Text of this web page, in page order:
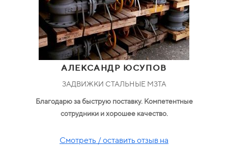
АЛЕКСАНДР ЮСУПОВ
ЗАДВИЖКИ СТАЛЬНЫЕ МЗТА
Благодарю за быструю поставку. Компетентные
сотрудники и хорошее качество.
Смотреть / оставить отзыв на